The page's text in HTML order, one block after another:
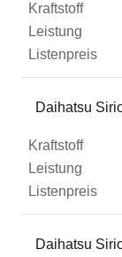
Kraftstoff
Leistung
Listenpreis
Zum
Daihatsu
Daihatsu